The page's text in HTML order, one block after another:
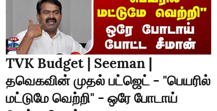
TVK Budget | Seeman |
தவெகவின் முதல் பட்ஜெட் - "பெயரில்
மட்டுமே வெற்றி" - ஒரே போடாய்